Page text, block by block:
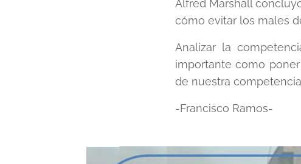
Alfred Marshall
cómo evitar los males
Analizar la
importante como
de nuestra
-Francisco Ramos-